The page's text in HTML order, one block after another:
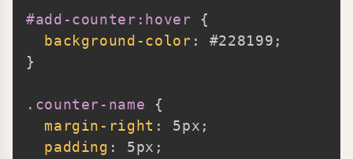
#add-counter:hover
{
background-color : #228199 ;
}
.counter-name
{
margin-right : 5px ;
padding : 5px ;